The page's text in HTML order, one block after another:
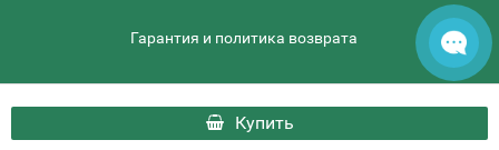
Купить
Гарантия и политика возврата
hqdthai.ru - HQD Thai © 2026